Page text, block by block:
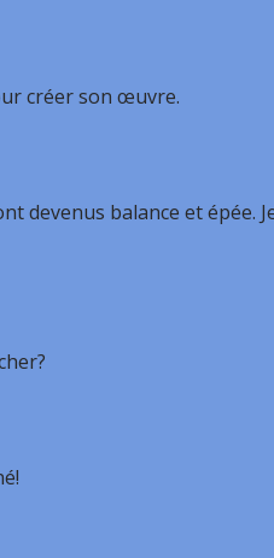
créer son œuvre.
devenus balance et épée.